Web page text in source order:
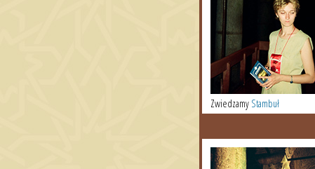
Zwiedzamy Stambuł